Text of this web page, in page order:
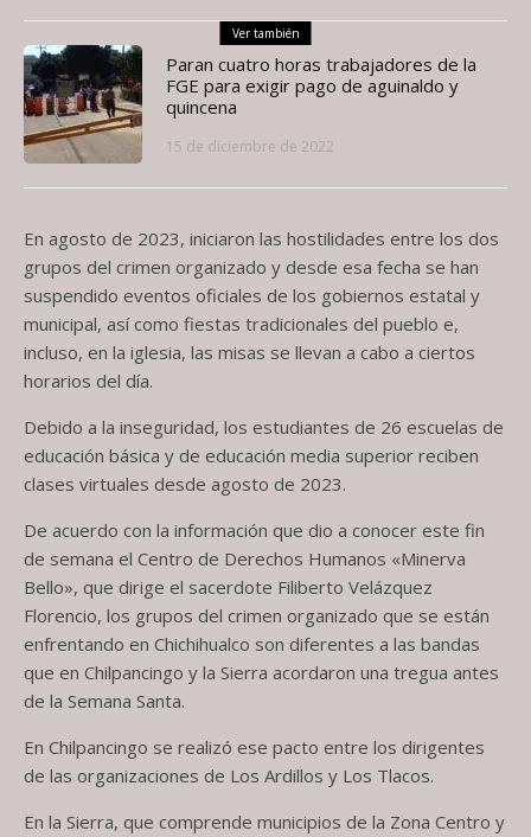
Ver también
Paran cuatro horas trabajadores de la
FGE para exigir pago de aguinaldo y
quincena
15 de diciembre de 2022
En agosto de 2023, iniciaron las hostilidades entre los dos
grupos del crimen organizado y desde esa fecha se han
suspendido eventos oficiales de los gobiernos estatal y
municipal, así como fiestas tradicionales del pueblo e,
incluso, en la iglesia, las misas se llevan a cabo a ciertos
horarios del día.
Debido a la inseguridad, los estudiantes de 26 escuelas de
educación básica y de educación media superior reciben
clases virtuales desde agosto de 2023.
De acuerdo con la información que dio a conocer este fin
de semana el Centro de Derechos Humanos «Minerva
Bello», que dirige el sacerdote Filiberto Velázquez
Florencio, los grupos del crimen organizado que se están
enfrentando en Chichihualco son diferentes a las bandas
que en Chilpancingo y la Sierra acordaron una tregua antes
de la Semana Santa.
En Chilpancingo se realizó ese pacto entre los dirigentes
de las organizaciones de Los Ardillos y Los Tlacos.
En la Sierra, que comprende municipios de la Zona Centro y